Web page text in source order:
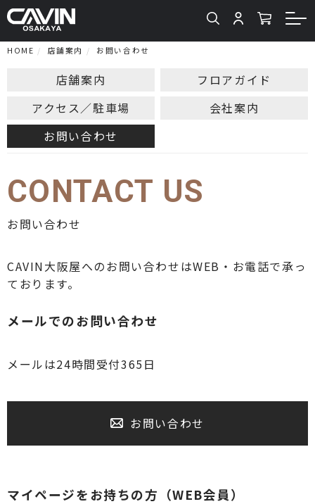
HOME 店舗案内 お問い合わせ
店舗案内
フロアガイド
アクセス／駐車場
会社案内
お問い合わせ
CONTACT US
お問い合わせ
CAVIN大阪屋へのお問い合わせはWEB・お電話で承っ
ております。
メールでのお問い合わせ
メールは24時間受付365日
お問い合わせ
マイページをお持ちの方（WEB会員）